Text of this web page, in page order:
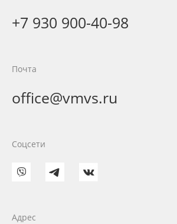
+7 930 900-40-98
Почта
office@vmvs.ru
Соцсети
Адрес